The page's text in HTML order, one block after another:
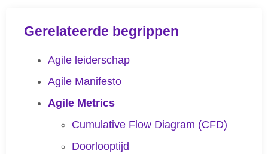
Gerelateerde begrippen
Agile leiderschap
Agile Manifesto
Agile Metrics
Cumulative Flow Diagram (CFD)
Doorlooptijd